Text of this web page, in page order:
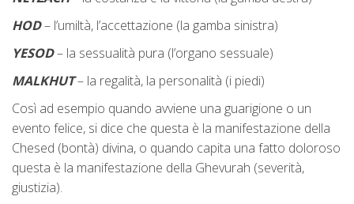
HOD– l’umiltà, l’accettazione (la gamba sinistra)
YESOD– la sessualità pura (l’organo sessuale)
MALKHUT– la regalità, la personalità (i piedi)
Così ad esempio quando avviene una guarigione o un
evento felice, si dice che questa è la manifestazione della
Chesed (bontà) divina, o quando capita una fatto doloroso
questa è la manifestazione della Ghevurah (severità,
giustizia).